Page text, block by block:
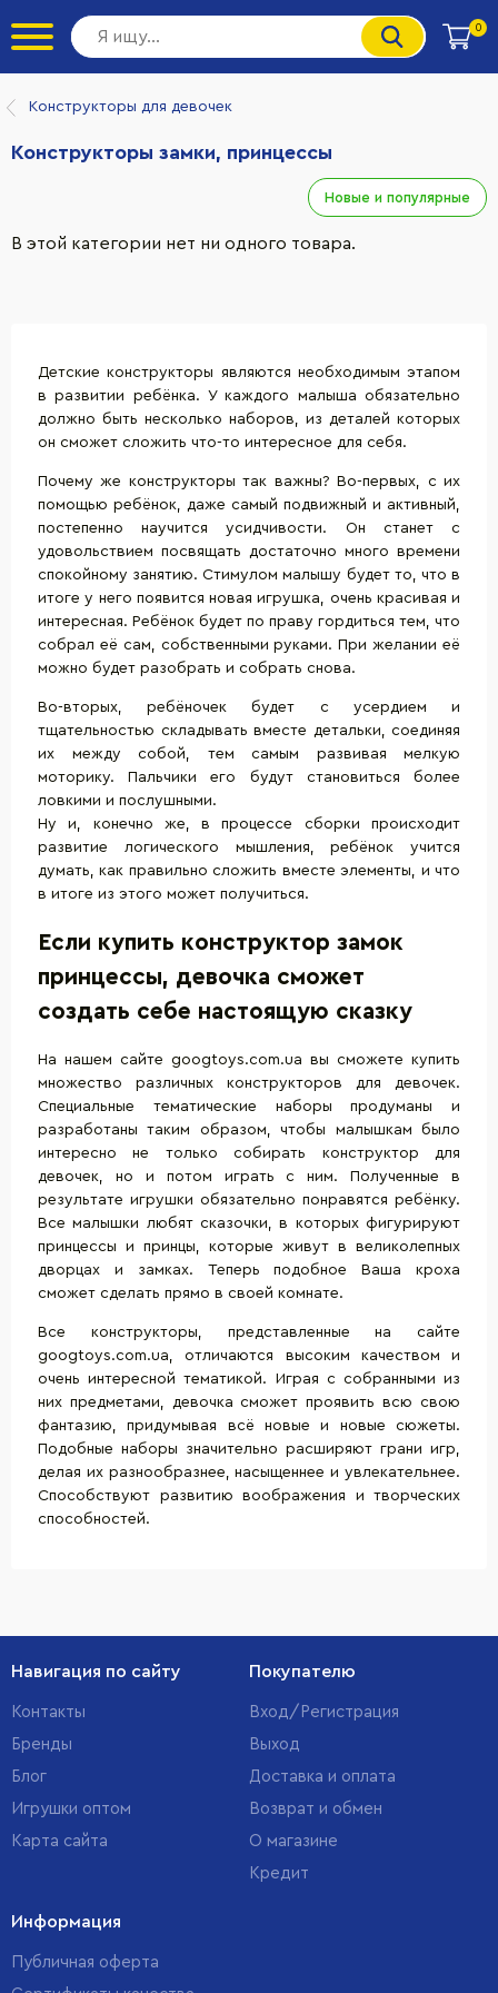
0
Конструкторы для девочек
Конструкторы замки, принцессы
Новые и популярные
В этой категории нет ни одного товара.
Детские конструкторы являются необходимым этапом
в развитии ребёнка. У каждого малыша обязательно
должно быть несколько наборов, из деталей которых
он сможет сложить что-то интересное для себя.
Почему же конструкторы так важны? Во-первых, с их
помощью ребёнок, даже самый подвижный и активный,
постепенно научится усидчивости. Он станет с
удовольствием посвящать достаточно много времени
спокойному занятию. Стимулом малышу будет то, что в
итоге у него появится новая игрушка, очень красивая и
интересная. Ребёнок будет по праву гордиться тем, что
собрал её сам, собственными руками. При желании её
можно будет разобрать и собрать снова.
Во-вторых, ребёночек будет с усердием и
тщательностью складывать вместе детальки, соединяя
их между собой, тем самым развивая мелкую
моторику. Пальчики его будут становиться более
ловкими и послушными.
Ну и, конечно же, в процессе сборки происходит
развитие логического мышления, ребёнок учится
думать, как правильно сложить вместе элементы, и что
в итоге из этого может получиться.
Если купить конструктор замок
принцессы, девочка сможет
создать себе настоящую сказку
На нашем сайте googtoys.com.ua вы сможете купить
множество различных конструкторов для девочек.
Специальные тематические наборы продуманы и
разработаны таким образом, чтобы малышкам было
интересно не только собирать конструктор для
девочек, но и потом играть с ним. Полученные в
результате игрушки обязательно понравятся ребёнку.
Все малышки любят сказочки, в которых фигурируют
принцессы и принцы, которые живут в великолепных
дворцах и замках. Теперь подобное Ваша кроха
сможет сделать прямо в своей комнате.
Все конструкторы, представленные на сайте
googtoys.com.ua, отличаются высоким качеством и
очень интересной тематикой. Играя с собранными из
них предметами, девочка сможет проявить всю свою
фантазию, придумывая всё новые и новые сюжеты.
Подобные наборы значительно расширяют грани игр,
делая их разнообразнее, насыщеннее и увлекательнее.
Способствуют развитию воображения и творческих
способностей.
Навигация по сайту
Контакты
Бренды
Блог
Игрушки оптом
Карта сайта
Покупателю
Вход/Регистрация
Выход
Доставка и оплата
Возврат и обмен
О магазине
Кредит
Информация
Публичная оферта